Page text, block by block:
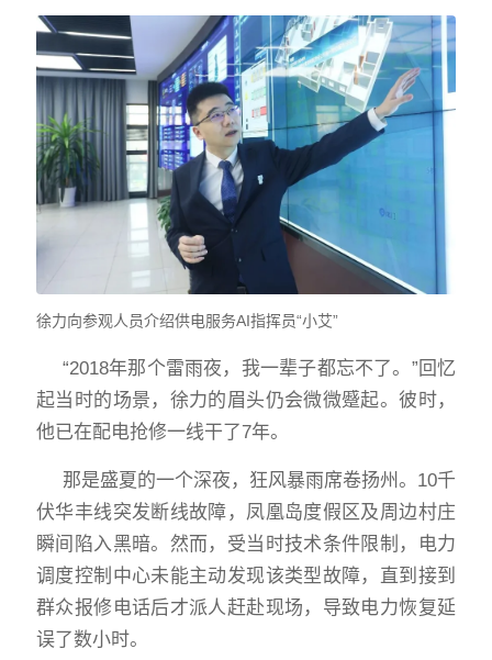
徐力向参观人员介绍供电服务AI指挥员“小艾”
“2018年那个雷雨夜，我一辈子都忘不了。”回忆
起当时的场景，徐力的眉头仍会微微蹙起。彼时，
他已在配电抢修一线干了7年。
那是盛夏的一个深夜，狂风暴雨席卷扬州。10千
伏华丰线突发断线故障，凤凰岛度假区及周边村庄
瞬间陷入黑暗。然而，受当时技术条件限制，电力
调度控制中心未能主动发现该类型故障，直到接到
群众报修电话后才派人赶赴现场，导致电力恢复延
误了数小时。